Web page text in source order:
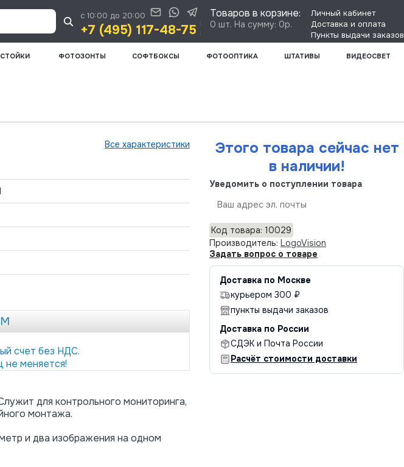
Личный кабинет
Доставка и оплата
Пункты выдачи заказов
Товаров в корзине:
0 шт. На сумму: 0р.
с 10:00 до 20:00
+7 (495) 117-48-75
СТОЙКИ ФОТОЗОНТЫ СОФТБОКСЫ ФОТООПТИКА ШТАТИВЫ ВИДЕОСВЕТ
счет без НДС.
не меняется!
Все характеристики
Этого товара сейчас нет
в наличии!
Уведомить о поступлении товара
Код товара: 10029
Производитель: LogoVision
Задать вопрос о товаре
Доставка по Москве
курьером 300 ₽
пункты выдачи заказов
Доставка по России
СДЭК и Почта России
Расчёт стоимости доставки
для контрольного мониторинга,
монтажа.
и два изображения на одном